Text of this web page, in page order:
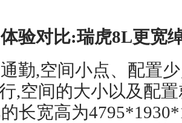
验对比:瑞虎8L更宽
,空间小点、配置少
,空间的大小以及配
长宽高为